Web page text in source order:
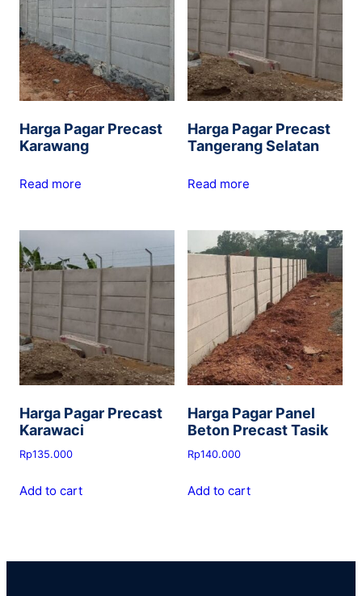
Harga Pagar Precast
Karawang
Read more
Harga Pagar Precast
Tangerang Selatan
Read more
Harga Pagar Precast
Karawaci
Rp135.000
Add to cart
Harga Pagar Panel
Beton Precast Tasik
Rp140.000
Add to cart